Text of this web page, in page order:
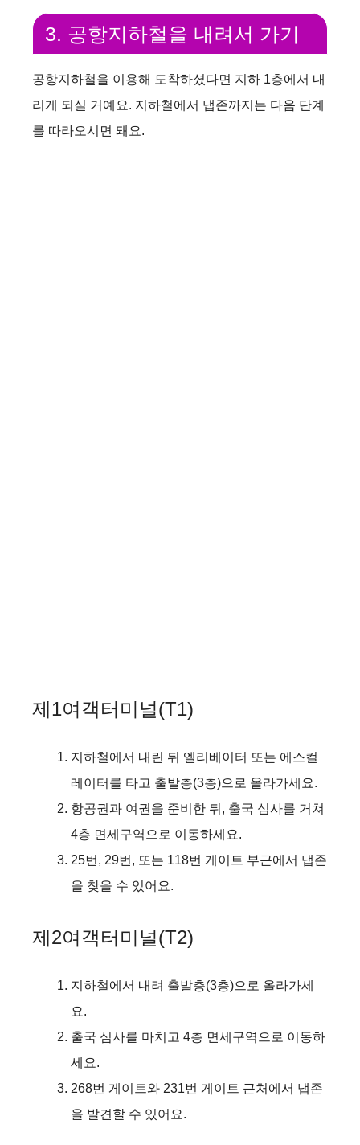
o
3. 공항지하철을 내려서 가기
공항지하철을 이용해 도착하셨다면 지하 1층에서 내
리게 되실 거예요. 지하철에서 냅존까지는 다음 단계
를 따라오시면 돼요.
제1여객터미널(T1)
지하철에서 내린 뒤 엘리베이터 또는 에스컬
레이터를 타고 출발층(3층)으로 올라가세요.
항공권과 여권을 준비한 뒤, 출국 심사를 거쳐
4층 면세구역으로 이동하세요.
25번, 29번, 또는 118번 게이트 부근에서 냅존
을 찾을 수 있어요.
제2여객터미널(T2)
지하철에서 내려 출발층(3층)으로 올라가세
요.
출국 심사를 마치고 4층 면세구역으로 이동하
세요.
268번 게이트와 231번 게이트 근처에서 냅존
을 발견할 수 있어요.